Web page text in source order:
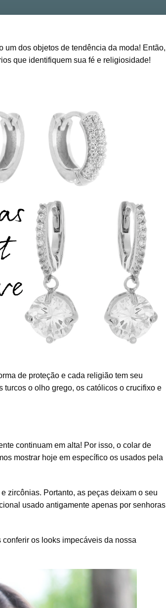
um dos objetos de tendência da moda! Então,
que identifiquem sua fé e religiosidade!
de proteção e cada religião tem seu
turcos o olho grego, os católicos o crucifixo e
continuam em alta! Por isso, o colar de
mostrar hoje em específico os usados pela
zircônias. Portanto, as peças deixam o seu
usado antigamente apenas por senhoras
os looks impecáveis da nossa